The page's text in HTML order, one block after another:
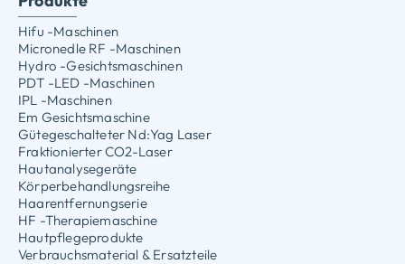
Hifu -Maschinen
Micronedle RF -Maschinen
Hydro -Gesichtsmaschinen
PDT -LED -Maschinen
IPL -Maschinen
Em Gesichtsmaschine
Gütegeschalteter Nd:Yag Laser
Fraktionierter CO2-Laser
Hautanalysegeräte
Körperbehandlungsreihe
Haarentfernungserie
HF -Therapiemaschine
Hautpflegeprodukte
Verbrauchsmaterial & Ersatzteile